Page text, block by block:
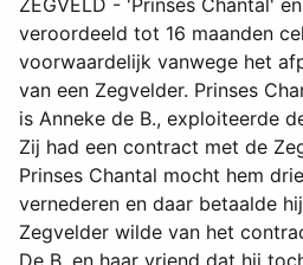
ZEGVELD - 'Prinses Chantal'
veroordeeld tot 16 maanden
voorwaardelijk vanwege het
van een Zegvelder. Prinses
is Anneke de B., exploiteerde
Zij had een contract met de
Prinses Chantal mocht hem
vernederen en daar betaalde
Zegvelder wilde van het